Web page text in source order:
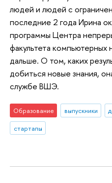
людей и людей с
последние 2 года Ирина
программы Центра
факультета компьютерных
дальше. О том, каких
добиться новые знания,
службе ВШЭ.
Образование выпускники
стартапы